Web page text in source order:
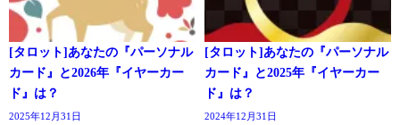
[タロット]あなたの『パーソナル
カード』と2026年『イヤーカー
ド』は？
2025年12月31日
[タロット]あなたの『パーソナル
カード』と2025年『イヤーカー
ド』は？
2024年12月31日